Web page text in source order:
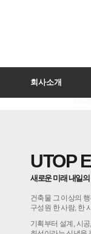
회사소개
새로운미래내일
건축물그이상의
구성원한사람,한
기획부터설계,시